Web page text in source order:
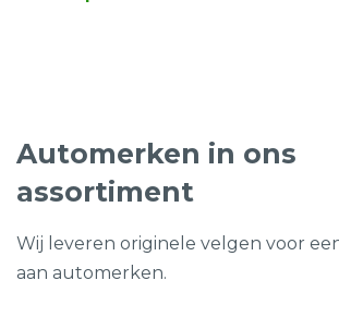
Automerken in ons
assortiment
Wij leveren originele velgen voor
aan automerken.